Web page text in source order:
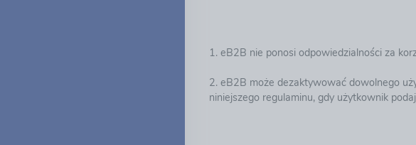
1. eB2B nie ponosi odpowiedzialności za
2. eB2B może dezaktywować dowolnego
niniejszego regulaminu, gdy użytkownik